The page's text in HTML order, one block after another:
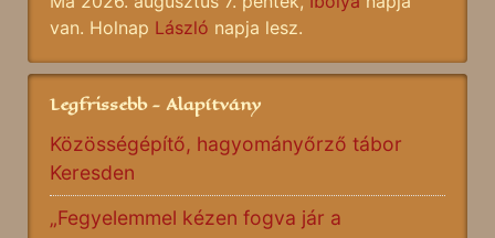
van. Holnap László napja lesz.
Legfrissebb - Alapítvány
Közösségépítő, hagyományőrző tábor
Keresden
„Fegyelemmel kézen fogva jár a